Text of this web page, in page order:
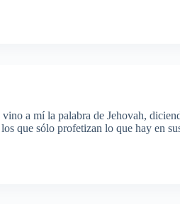
a mí la palabra de Jehovah,
que sólo profetizan lo que hay en